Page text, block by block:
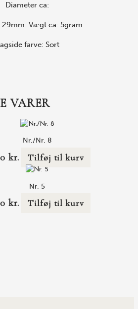
Diameter ca:
29mm. Vægt ca: 5gram
farve: Sort
VARER
Nr./Nr. 8
kr. Tilføj til kurv
Nr. 5
kr. Tilføj til kurv